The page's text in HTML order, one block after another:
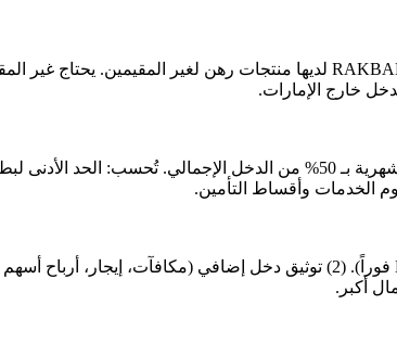
الخدمات وأقساط التأمين.